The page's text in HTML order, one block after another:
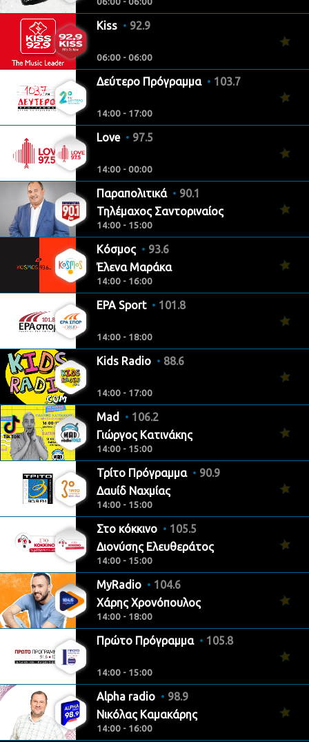
Kiss 92.9
06:00 - 06:00
Δεύτερο Πρόγραμμα 103.7
14:00 - 17:00
Love 97.5
14:00 - 00:00
Παραπολιτικά
90.1
Τηλέμαχος Σαντοριναίος
14:00 - 15:00
Κόσμος
93.6
Έλενα Μαράκα
14:00 - 16:00
ΕΡΑ Sport 101.8
14:00 - 18:00
Kids Radio 88.6
14:00 - 17:00
Mad
106.2
Γιώργος Κατινάκης
14:00 - 15:00
Τρίτο Πρόγραμμα
90.9
Δαυίδ Ναχμίας
14:00 - 15:00
Στο κόκκινο
105.5
Διονύσης Ελευθεράτος
14:00 - 15:00
MyRadio
104.6
Χάρης Χρονόπουλος
14:00 - 18:00
Πρώτο Πρόγραμμα 105.8
14:00 - 15:00
Alpha radio
98.9
Νικόλας Καμακάρης
14:00 - 16:00